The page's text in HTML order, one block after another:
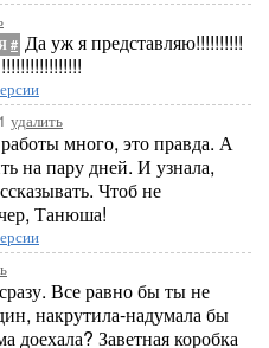
# Да уж я представляю!!!!!!!!!!
удалить
много, это правда. А
на пару дней. И узнала,
Чтоб не
Танюша!
Все равно бы ты не
накрутила-надумала бы
доехала? Заветная коробка